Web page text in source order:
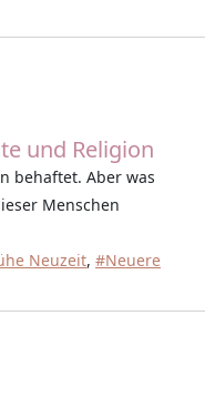
und Religion
behaftet. Aber was
Menschen
Neuzeit, #Neuere